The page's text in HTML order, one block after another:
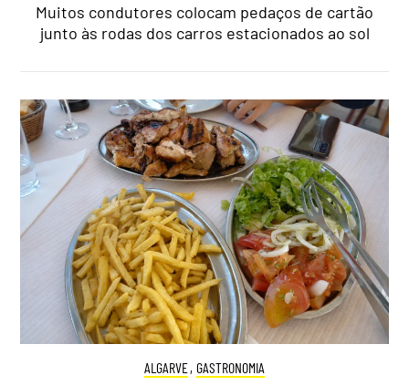
Muitos condutores colocam pedaços de cartão
junto às rodas dos carros estacionados ao sol
ALGARVE, GASTRONOMIA